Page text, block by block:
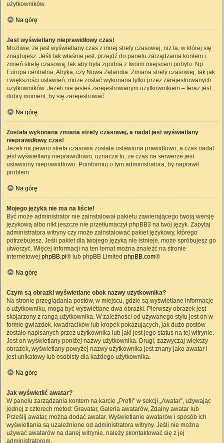
użytkowników.
Na górę
Jest wyświetlany nieprawidłowy czas!
Możliwe, że jest wyświetlany czas z innej strefy czasowej, niż ta, w której się
znajdujesz. Jeśli tak właśnie jest, przejdź do panelu zarządzania kontem i
zmień strefę czasową, tak aby była zgodna z twoim miejscem pobytu. Np.
Europa centralna, Afryka, czy Nowa Zelandia. Zmiana strefy czasowej, tak jak
i większości ustawień, może zostać wykonana tylko przez zarejestrowanych
użytkowników. Jeżeli nie jesteś zarejestrowanym użytkownikiem – teraz jest
dobry moment, by się zarejestrować.
Na górę
Została wykonana zmiana strefy czasowej, a nadal jest wyświetlany
nieprawidłowy czas!
Jeżeli na pewno strefa czasowa została ustawiona prawidłowo, a czas nadal
jest wyświetlany nieprawidłowo, oznacza to, że czas na serwerze jest
ustawiony nieprawidłowo. Poinformuj o tym administratora, by naprawił
problem.
Na górę
Mojego języka nie ma na liście!
Być może administrator nie zainstalował pakietu zawierającego twoją wersję
językową albo nikt jeszcze nie przetłumaczył phpBB3 na twój język. Zapytaj
administratora witryny czy może zainstalować pakiet językowy, którego
potrzebujesz. Jeśli pakiet dla twojego języka nie istnieje, może spróbujesz go
utworzyć. Więcej informacji na ten temat można znaleźć na stronie
internetowej phpBB.pl ® lub phpBB Limited phpBB.com®
Na górę
Czym są obrazki wyświetlane obok nazwy użytkownika?
Na stronie przeglądania postów, w miejscu, gdzie są wyświetlane informacje
o użytkowniku, mogą być wyświetlane dwa obrazki. Pierwszy obrazek jest
skojarzony z rangą użytkownika. W zależności od używanego stylu jest on w
formie gwiazdek, kwadracików lub kropek pokazujących, jak dużo postów
zostało napisanych przez użytkownika lub jaki jest jego status na tej witrynie.
Jest on wyświetlany poniżej nazwy użytkownika. Drugi, zazwyczaj większy
obrazek, wyświetlany powyżej nazwy użytkownika jest znany jako awatar i
jest unikatowy lub osobisty dla każdego użytkownika.
Na górę
Jak wyświetlić awatar?
W panelu zarządzania kontem na karcie „Profil” w sekcji „Awatar”, używając
jednej z czterech metod: Gravatar, Galeria awatarów, Zdalny awatar lub
Prześlij awatar, można dodać awatar. Wyświetlanie awatarów i sposób ich
wyświetlania są uzależnione od administratora witryny. Jeśli nie można
używać awatarów na danej witrynie, należy skontaktować się z jej
administratorem.